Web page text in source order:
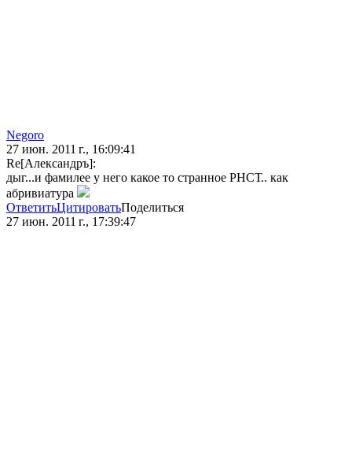
Negoro
27 июн. 2011 г., 16:09:41
Re[Александръ]:
дыг...и фамилее у него какое то странное РНСТ.. как
абривиатура
ОтветитьЦитироватьПоделиться
27 июн. 2011 г., 17:39:47